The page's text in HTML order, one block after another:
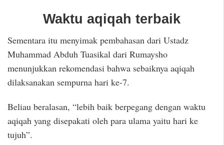
Waktu aqiqah terbaik
Sementara itu menyimak pembahasan dari Ustadz
Muhammad Abduh Tuasikal dari Rumaysho
menunjukkan rekomendasi bahwa sebaiknya aqiqah
dilaksanakan sempurna hari ke-7.
Beliau beralasan, “lebih baik berpegang dengan waktu
aqiqah yang disepakati oleh para ulama yaitu hari ke
tujuh”.